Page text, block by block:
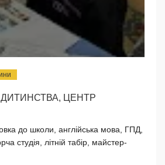
ЦЕНТР
до школи, англійська мова, ГПД,
студія, літній табір, майстер-